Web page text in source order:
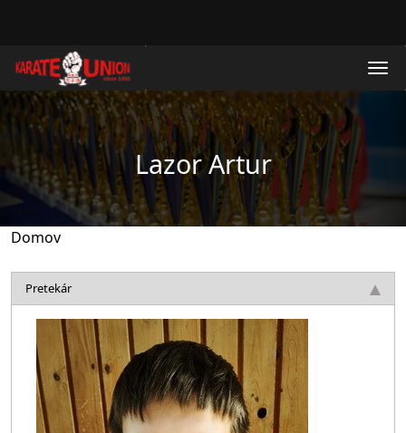
Lazor Artur
Domov
Pretekár
Obrázok